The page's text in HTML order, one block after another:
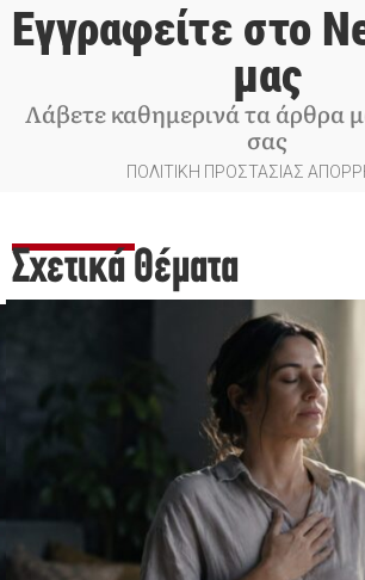
Εγγραφείτε στο
μας
Λάβετε καθημερινά τα άρθρα
σας
ΠΟΛΙΤΙΚΗ ΠΡΟΣΤΑΣΙΑΣ
Σχετικά Θέματα